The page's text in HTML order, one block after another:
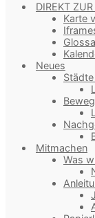
DIREKT
Karte
Neues
Mitmachen
Was